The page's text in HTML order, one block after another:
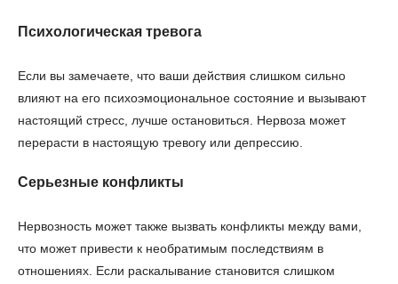
Психологическая тревога
Если вы замечаете, что ваши действия слишком сильно
влияют на его психоэмоциональное состояние и вызывают
настоящий стресс, лучше остановиться. Нервоза может
перерасти в настоящую тревогу или депрессию.
Серьезные конфликты
Нервозность может также вызвать конфликты между вами,
что может привести к необратимым последствиям в
отношениях. Если раскалывание становится слишком